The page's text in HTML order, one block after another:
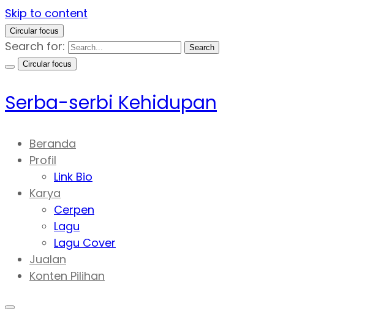
Skip to content
Circular focus
Search for:
Search
Circular focus
Serba-serbi Kehidupan
Beranda
Profil
Link Bio
Karya
Cerpen
Lagu
Lagu Cover
Jualan
Konten Pilihan